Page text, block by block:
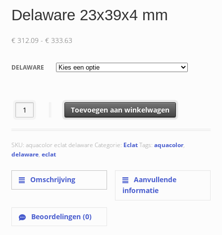
Delaware 23x39x4 mm
€312.09 - €333.63Prijsklasse:
tot
€ 333.63
DELAWARE
Delaware 23x39x4 mm aantalToevoegen aan winkelwagen
SKU: aquacolor eclat delaware Categorie: EclatTags: aquacolor,
delaware, eclat
Omschrijving
Aanvullende
informatie
Beoordelingen (0)